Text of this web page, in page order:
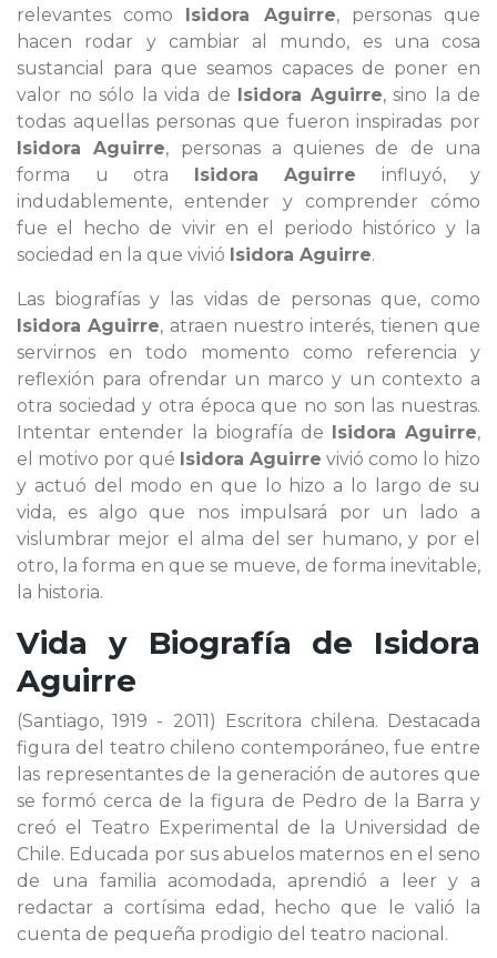
relevantes como Isidora Aguirre, personas que
hacen rodar y cambiar al mundo, es una cosa
sustancial para que seamos capaces de poner en
valor no sólo la vida de Isidora Aguirre, sino la de
todas aquellas personas que fueron inspiradas por
Isidora Aguirre, personas a quienes de de una
forma u otra Isidora Aguirre influyó, y
indudablemente, entender y comprender cómo
fue el hecho de vivir en el periodo histórico y la
sociedad en la que vivió Isidora Aguirre.
Las biografías y las vidas de personas que, como
Isidora Aguirre, atraen nuestro interés, tienen que
servirnos en todo momento como referencia y
reflexión para ofrendar un marco y un contexto a
otra sociedad y otra época que no son las nuestras.
Intentar entender la biografía de Isidora Aguirre,
el motivo por qué Isidora Aguirre vivió como lo hizo
y actuó del modo en que lo hizo a lo largo de su
vida, es algo que nos impulsará por un lado a
vislumbrar mejor el alma del ser humano, y por el
otro, la forma en que se mueve, de forma inevitable,
la historia.
Vida y Biografía de Isidora
Aguirre
(Santiago, 1919 - 2011) Escritora chilena. Destacada
figura del teatro chileno contemporáneo, fue entre
las representantes de la generación de autores que
se formó cerca de la figura de Pedro de la Barra y
creó el Teatro Experimental de la Universidad de
Chile. Educada por sus abuelos maternos en el seno
de una familia acomodada, aprendió a leer y a
redactar a cortísima edad, hecho que le valió la
cuenta de pequeña prodigio del teatro nacional.